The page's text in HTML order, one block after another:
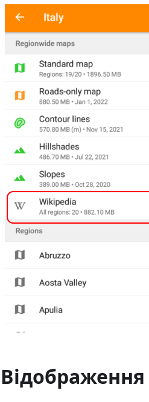
Відображення